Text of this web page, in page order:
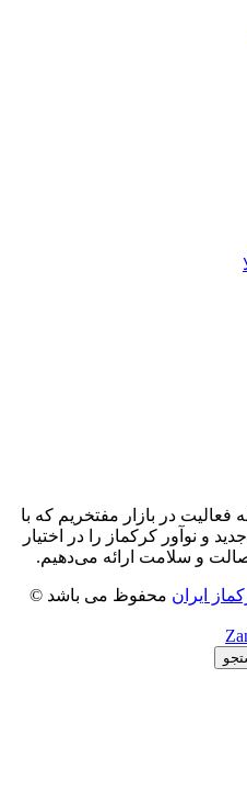
فعالیت در بازار مفتخریم که با
و نوآور کرکماز را در اختیار
و سلامت ارائه می‌دهیم.
ایران محفوظ می باشد ©